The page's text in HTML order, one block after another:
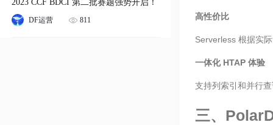
2023 CCF BDCI 第二批赛题强势开启！
DF运营 811 高性价比
Serverless 根据实
一体化 HTAP 体验
支持列索引和并行
三、